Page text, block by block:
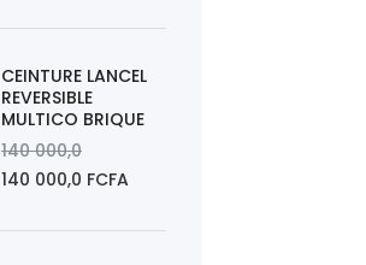
CEINTURE LANCEL
REVERSIBLE
MULTICO BRIQUE
140 000,0
140 000,0 FCFA